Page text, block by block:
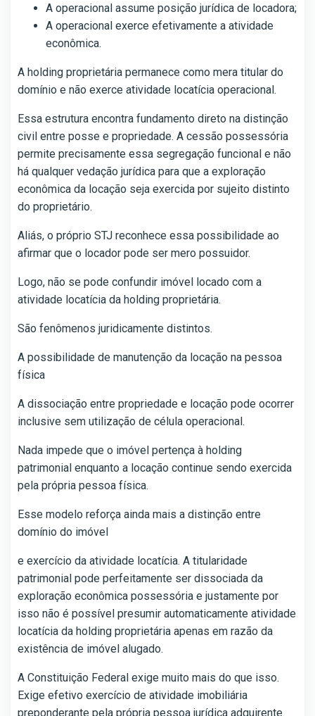
A operacional assume posição jurídica de locadora;
A operacional exerce efetivamente a atividade
econômica.
A holding proprietária permanece como mera titular do
domínio e não exerce atividade locatícia operacional.
Essa estrutura encontra fundamento direto na distinção
civil entre posse e propriedade. A cessão possessória
permite precisamente essa segregação funcional e não
há qualquer vedação jurídica para que a exploração
econômica da locação seja exercida por sujeito distinto
do proprietário.
Aliás, o próprio STJ reconhece essa possibilidade ao
afirmar que o locador pode ser mero possuidor.
Logo, não se pode confundir imóvel locado com a
atividade locatícia da holding proprietária.
São fenômenos juridicamente distintos.
A possibilidade de manutenção da locação na pessoa
física
A dissociação entre propriedade e locação pode ocorrer
inclusive sem utilização de célula operacional.
Nada impede que o imóvel pertença à holding
patrimonial enquanto a locação continue sendo exercida
pela própria pessoa física.
Esse modelo reforça ainda mais a distinção entre
domínio do imóvel
e exercício da atividade locatícia. A titularidade
patrimonial pode perfeitamente ser dissociada da
exploração econômica possessória e justamente por
isso não é possível presumir automaticamente atividade
locatícia da holding proprietária apenas em razão da
existência de imóvel alugado.
A Constituição Federal exige muito mais do que isso.
Exige efetivo exercício de atividade imobiliária
preponderante pela própria pessoa jurídica adquirente.